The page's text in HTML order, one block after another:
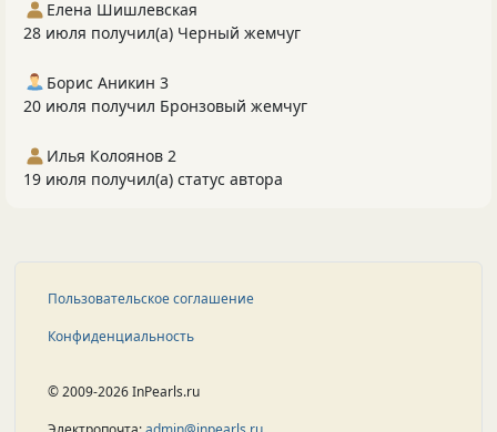
Елена Шишлевская
28 июля получил(а) Черный жемчуг
Борис Аникин 3
20 июля получил Бронзовый жемчуг
Илья Колоянов 2
19 июля получил(а) статус автора
Пользовательское соглашение
Конфиденциальность
© 2009-2026 InPearls.ru